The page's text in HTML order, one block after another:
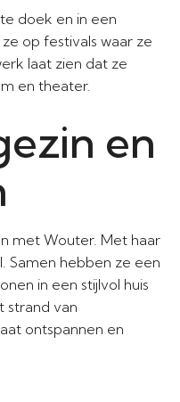
doek en in een
op festivals waar ze
laat zien dat ze
en theater.
en
met Wouter. Met haar
Samen hebben ze een
in een stijlvol huis
strand van
ontspannen en